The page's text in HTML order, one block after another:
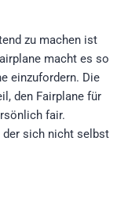
zu machen ist
macht es so
einzufordern. Die
den Fairplane für
fair.
der sich nicht selbst